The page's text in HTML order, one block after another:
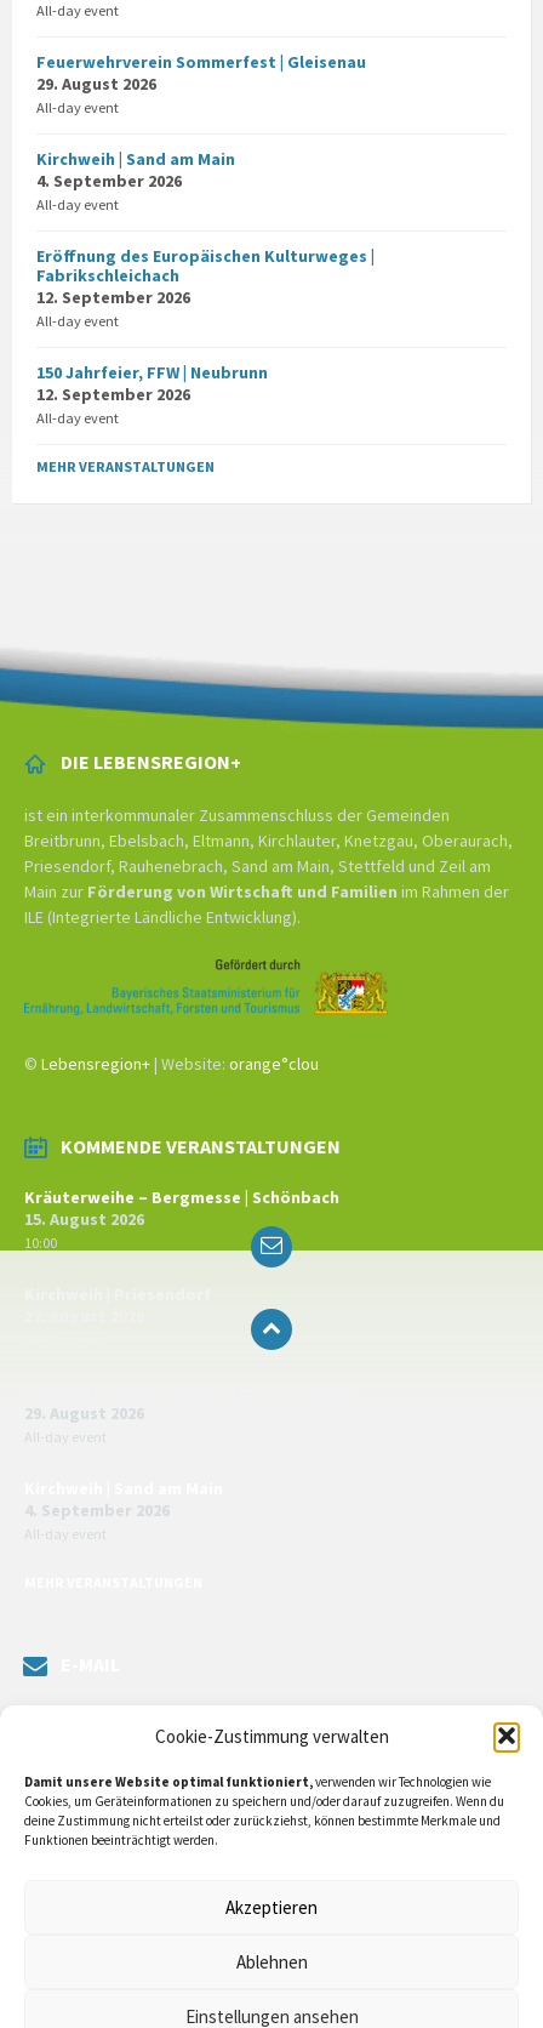
Cookie-Zustimmung verwalten
Damit unsere Website optimal funktioniert,verwenden wir Technologien wie
Cookies, um Geräteinformationen zu speichern und/oder darauf zuzugreifen. Wenn du
deine Zustimmung nicht erteilst oder zurückziehst, können bestimmte Merkmale und
Funktionen beeinträchtigt werden.
Akzeptieren
Ablehnen
Einstellungen ansehen
All-day event
Feuerwehrverein Sommerfest | Gleisenau
29. August 2026
All-day event
Kirchweih | Sand am Main
4. September 2026
All-day event
Eröffnung des Europäischen Kulturweges |
Fabrikschleichach
12. September 2026
All-day event
150 Jahrfeier, FFW | Neubrunn
12. September 2026
All-day event
MEHR VERANSTALTUNGEN
DIE LEBENSREGION+
ist ein interkommunaler Zusammenschluss der Gemeinden
Breitbrunn, Ebelsbach, Eltmann, Kirchlauter, Knetzgau, Oberaurach,
Priesendorf, Rauhenebrach, Sand am Main, Stettfeld und Zeil am
Main zur Förderung von Wirtschaft und Familien im Rahmen der
ILE (Integrierte Ländliche Entwicklung).
© Lebensregion+| Website: orange°clou
KOMMENDE VERANSTALTUNGEN
Kräuterweihe – Bergmesse | Schönbach
15. August 2026
10:00
29. August 2026
All-day event
4. September 2026
All-day event
kontaktieren oder direkt an unsere Bürgermeister/in schreiben.
Klicken Siehier…
Email